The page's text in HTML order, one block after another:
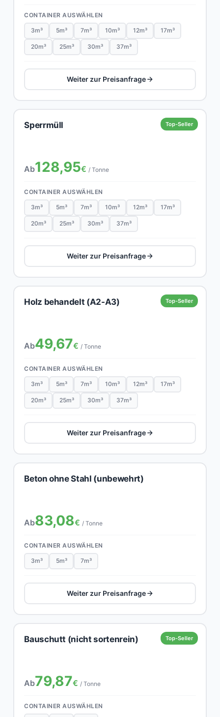
CONTAINER AUSWÄHLEN
3m³ 5m³ 7m³ 10m³ 12m³ 17m³
20m³ 25m³ 30m³ 37m³
Weiter zur Preisanfrage
Top-Seller
Sperrmüll
Ab128,95€ / Tonne
CONTAINER AUSWÄHLEN
3m³ 5m³ 7m³ 10m³ 12m³ 17m³
20m³ 25m³ 30m³ 37m³
Weiter zur Preisanfrage
Top-Seller
Holz behandelt (A2-A3)
Ab49,67€ / Tonne
CONTAINER AUSWÄHLEN
3m³ 5m³ 7m³ 10m³ 12m³ 17m³
20m³ 25m³ 30m³ 37m³
Weiter zur Preisanfrage
Beton ohne Stahl (unbewehrt)
Ab83,08€ / Tonne
CONTAINER AUSWÄHLEN
3m³ 5m³ 7m³
Weiter zur Preisanfrage
Top-Seller
Bauschutt (nicht sortenrein)
Ab79,87€ / Tonne
CONTAINER AUSWÄHLEN